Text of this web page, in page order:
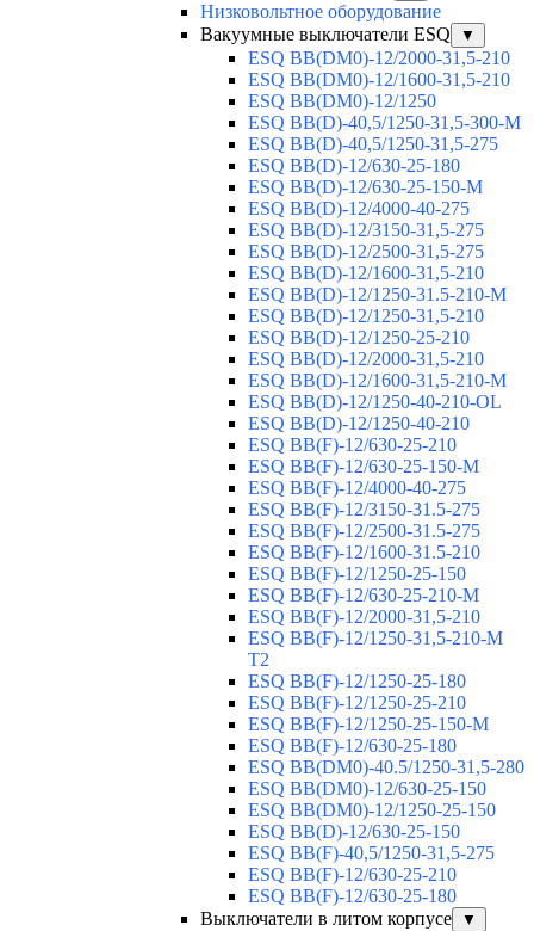
Низковольтное оборудование
Вакуумные выключатели ESQ
▼
ESQ ВВ(DM0)-12/2000-31,5-210
ESQ ВВ(DM0)-12/1600-31,5-210
ESQ ВВ(DM0)-12/1250
ESQ ВВ(D)-40,5/1250-31,5-300-М
ESQ ВВ(D)-40,5/1250-31,5-275
ESQ ВВ(D)-12/630-25-180
ESQ ВВ(D)-12/630-25-150-М
ESQ ВВ(D)-12/4000-40-275
ESQ ВВ(D)-12/3150-31,5-275
ESQ ВВ(D)-12/2500-31,5-275
ESQ ВВ(D)-12/1600-31,5-210
ESQ ВВ(D)-12/1250-31.5-210-М
ESQ ВВ(D)-12/1250-31,5-210
ESQ ВВ(D)-12/1250-25-210
ESQ BB(D)-12/2000-31,5-210
ESQ BB(D)-12/1600-31,5-210-М
ESQ BB(D)-12/1250-40-210-OL
ESQ BB(D)-12/1250-40-210
ESQ ВВ(F)-12/630-25-210
ESQ ВВ(F)-12/630-25-150-М
ESQ ВВ(F)-12/4000-40-275
ESQ ВВ(F)-12/3150-31.5-275
ESQ ВВ(F)-12/2500-31.5-275
ESQ ВВ(F)-12/1600-31.5-210
ESQ ВВ(F)-12/1250-25-150
ESQ BB(F)-12/630-25-210-М
ESQ BB(F)-12/2000-31,5-210
ESQ BB(F)-12/1250-31,5-210-М
T2
ESQ BB(F)-12/1250-25-180
ESQ ВВ(F)-12/1250-25-210
ESQ ВВ(F)-12/1250-25-150-М
ESQ BB(F)-12/630-25-180
ESQ ВВ(DM0)-40.5/1250-31,5-280
ESQ ВВ(DM0)-12/630-25-150
ESQ ВВ(DM0)-12/1250-25-150
ESQ BB(D)-12/630-25-150
ESQ ВВ(F)-40,5/1250-31,5-275
ESQ ВВ(F)-12/630-25-210
ESQ ВВ(F)-12/630-25-180
Выключатели в литом корпусе
▼